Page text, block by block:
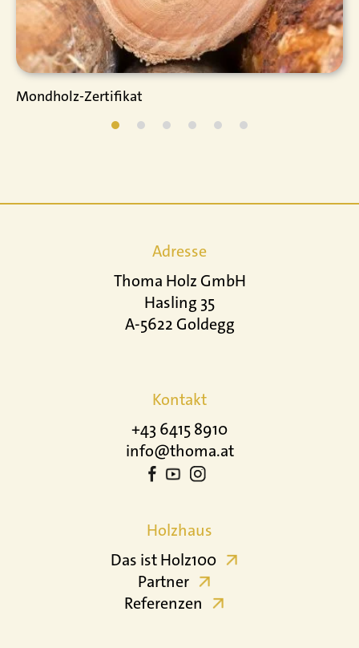
Mondholz-Zertifikat
Adresse
Thoma Holz GmbH
Hasling 35
A-5622 Goldegg
Kontakt
+43 6415 8910
info@thoma.at
Holzhaus
Das ist Holz100
Partner
Referenzen